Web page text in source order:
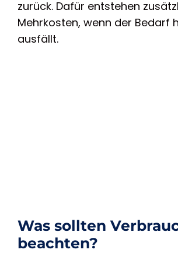
zurück. Dafür entstehen
Mehrkosten, wenn der Bedarf
ausfällt.
Was sollten
beachten?